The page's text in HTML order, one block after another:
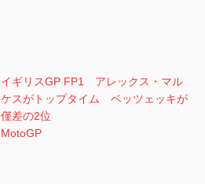
イギリスGP FP1 アレックス・マル
ケスがトップタイム ベッツェッキが
僅差の2位
MotoGP